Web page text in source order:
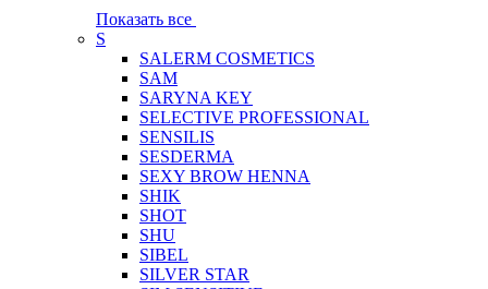
Показать все
S
SALERM COSMETICS
SAM
SARYNA KEY
SELECTIVE PROFESSIONAL
SENSILIS
SESDERMA
SEXY BROW HENNA
SHIK
SHOT
SHU
SIBEL
SILVER STAR